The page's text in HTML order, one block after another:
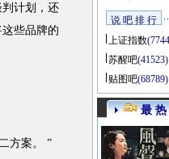
计划，还
些品牌的
方案。 ”
说 吧 排 行
上证指数
苏醒吧(41523)
贴图吧(68789)
最 热